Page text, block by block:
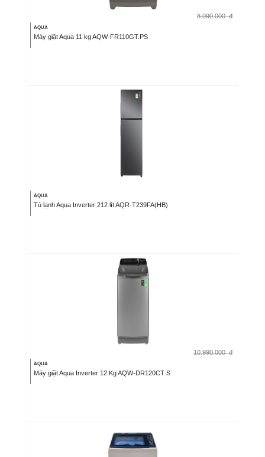
8.090.000 đ
AQUA
Máy giặt Aqua 11 kg AQW-FR110GT.PS
AQUA
Tủ lạnh Aqua Inverter 212 lít AQR-T239FA(HB)
10.990.000 đ
AQUA
Máy giặt Aqua Inverter 12 Kg AQW-DR120CT S